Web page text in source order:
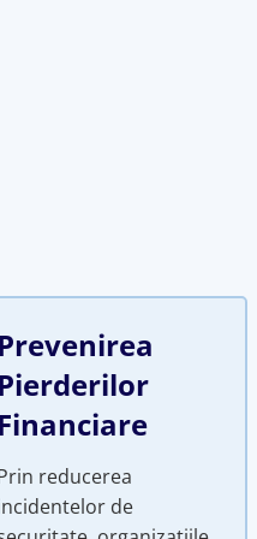
Prevenirea
Pierderilor
Financiare
reducerea
de